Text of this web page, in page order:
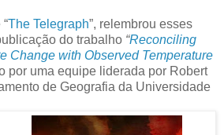
The Telegraph”, relembrou esses
do trabalho “Reconciling
Change with Observed Temperature
por uma equipe liderada por Robert
de Geografia da Universidade